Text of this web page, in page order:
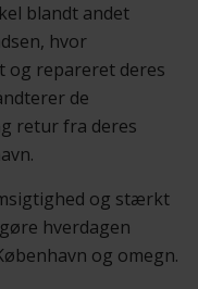
blandt andet
hvor
og repareret deres
de
retur fra deres
og stærkt
hverdagen
og omegn.